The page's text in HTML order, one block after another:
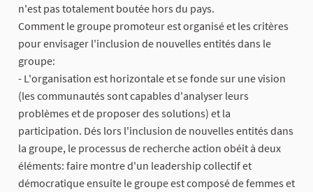
n'est pas totalement boutée hors du pays.
Comment le groupe promoteur est organisé et les critères
pour envisager l'inclusion de nouvelles entités dans le
groupe:
- L'organisation est horizontale et se fonde sur une vision
(les communautés sont capables d'analyser leurs
problèmes et de proposer des solutions) et la
participation. Dés lors l'inclusion de nouvelles entités dans
la groupe, le processus de recherche action obéit à deux
éléments: faire montre d'un leadership collectif et
démocratique ensuite le groupe est composé de femmes et